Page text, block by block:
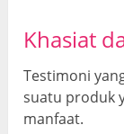
Khasiat
Testimoni
suatu produk
manfaat.